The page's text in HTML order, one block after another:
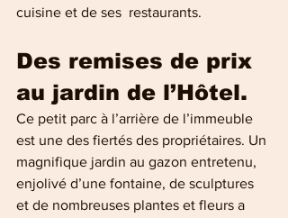
cuisine et de ses  restaurants.
Des remises de prix
au jardin de l’Hôtel.
Ce petit parc à l’arrière de l’immeuble
est une des fiertés des propriétaires. Un
magnifique jardin au gazon entretenu,
enjolivé d’une fontaine, de sculptures
et de nombreuses plantes et fleurs a